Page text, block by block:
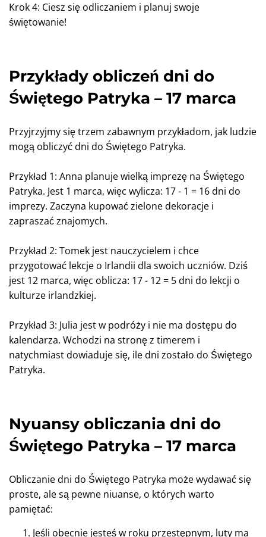
Krok 4: Ciesz się odliczaniem i planuj swoje
świętowanie!
Przykłady obliczeń dni do
Świętego Patryka – 17 marca
Przyjrzyjmy się trzem zabawnym przykładom, jak ludzie
mogą obliczyć dni do Świętego Patryka.
Przykład 1: Anna planuje wielką imprezę na Świętego
Patryka. Jest 1 marca, więc wylicza: 17 - 1 = 16 dni do
imprezy. Zaczyna kupować zielone dekoracje i
zapraszać znajomych.
Przykład 2: Tomek jest nauczycielem i chce
przygotować lekcje o Irlandii dla swoich uczniów. Dziś
jest 12 marca, więc oblicza: 17 - 12 = 5 dni do lekcji o
kulturze irlandzkiej.
Przykład 3: Julia jest w podróży i nie ma dostępu do
kalendarza. Wchodzi na stronę z timerem i
natychmiast dowiaduje się, ile dni zostało do Świętego
Patryka.
Nyuansy obliczania dni do
Świętego Patryka – 17 marca
Obliczanie dni do Świętego Patryka może wydawać się
proste, ale są pewne niuanse, o których warto
pamiętać:
Jeśli obecnie jesteś w roku przestępnym, luty ma